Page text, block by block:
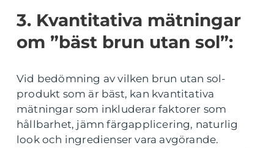
3. Kvantitativa mätningar
om ”bäst brun utan sol”:
Vid bedömning av vilken brun utan sol-
produkt som är bäst, kan kvantitativa
mätningar som inkluderar faktorer som
hållbarhet, jämn färgapplicering, naturlig
look och ingredienser vara avgörande.